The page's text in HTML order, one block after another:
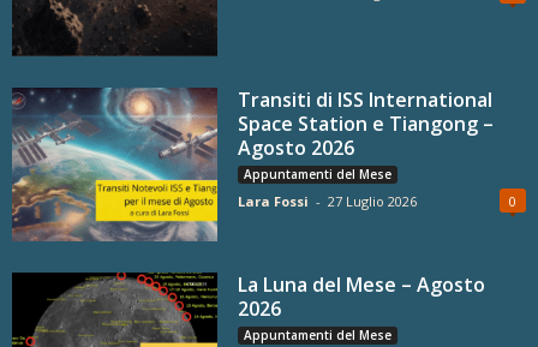
Transiti di ISS International
Space Station e Tiangong –
Agosto 2026
Appuntamenti del Mese
Lara Fossi - 27 Luglio 2026 0
La Luna del Mese – Agosto
2026
Appuntamenti del Mese